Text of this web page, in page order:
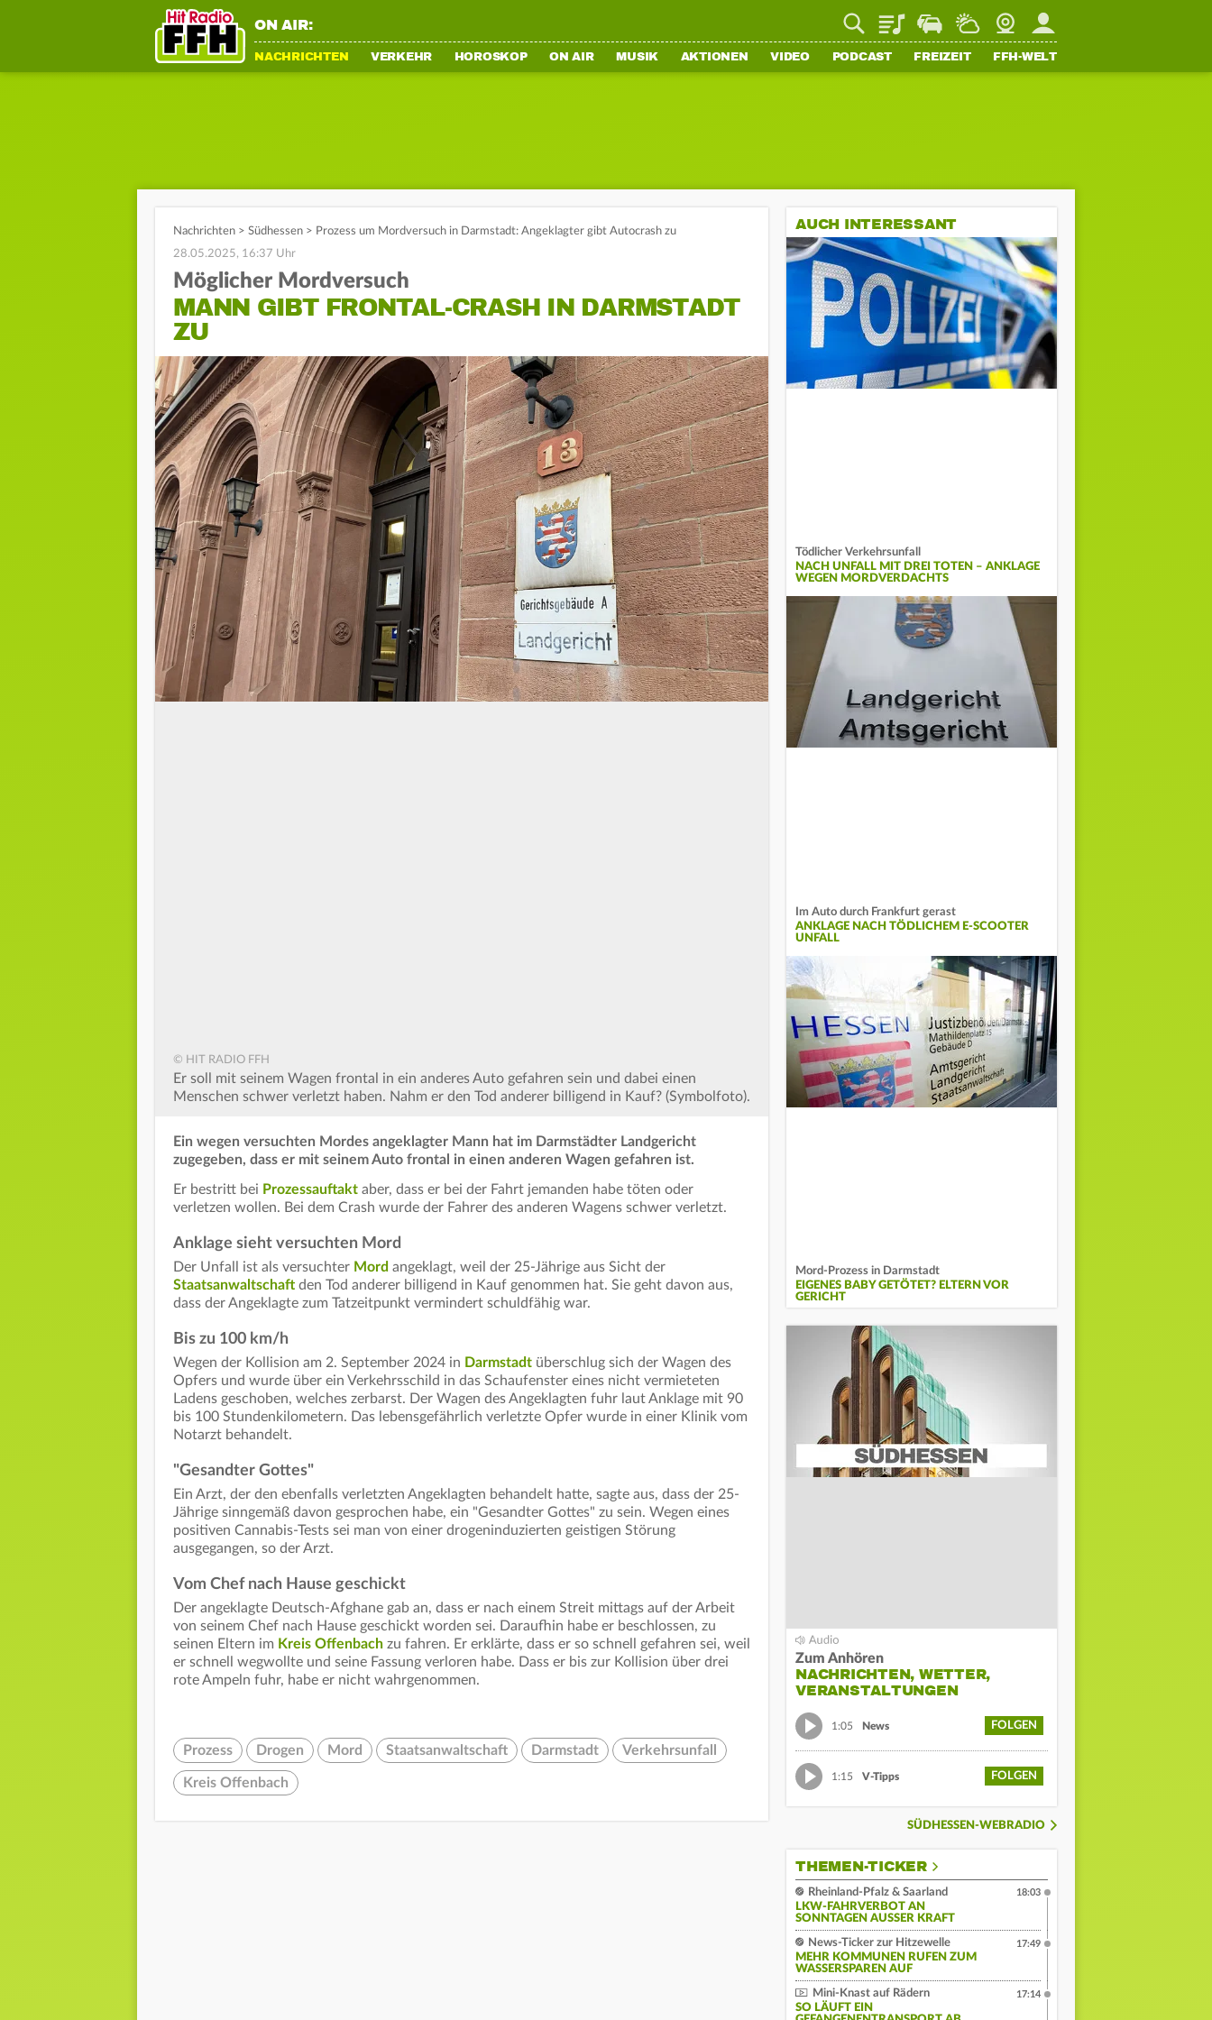
ON AIR: PlaylistStaupilotWetterWebcamMein FFH
NACHRICHTEN VERKEHR HOROSKOP ON AIR MUSIK AKTIONEN VIDEO PODCAST FREIZEIT FFH-WELT
Nachrichten > Südhessen > Prozess um Mordversuch in Darmstadt: Angeklagter gibt Autocrash zu
28.05.2025, 16:37 Uhr
Möglicher Mordversuch
MANN GIBT FRONTAL-CRASH IN DARMSTADT
ZU
© HIT RADIO FFH
Er soll mit seinem Wagen frontal in ein anderes Auto gefahren sein und dabei einen
Menschen schwer verletzt haben. Nahm er den Tod anderer billigend in Kauf? (Symbolfoto).
Ein wegen versuchten Mordes angeklagter Mann hat im Darmstädter Landgericht
zugegeben, dass er mit seinem Auto frontal in einen anderen Wagen gefahren ist.
Er bestritt bei Prozessauftakt aber, dass er bei der Fahrt jemanden habe töten oder
verletzen wollen. Bei dem Crash wurde der Fahrer des anderen Wagens schwer verletzt.
Anklage sieht versuchten Mord
Der Unfall ist als versuchter Mord angeklagt, weil der 25-Jährige aus Sicht der
Staatsanwaltschaft den Tod anderer billigend in Kauf genommen hat. Sie geht davon aus,
dass der Angeklagte zum Tatzeitpunkt vermindert schuldfähig war.
Bis zu 100 km/h
Wegen der Kollision am 2. September 2024 in Darmstadt überschlug sich der Wagen des
Opfers und wurde über ein Verkehrsschild in das Schaufenster eines nicht vermieteten
Ladens geschoben, welches zerbarst. Der Wagen des Angeklagten fuhr laut Anklage mit 90
bis 100 Stundenkilometern. Das lebensgefährlich verletzte Opfer wurde in einer Klinik vom
Notarzt behandelt.
"Gesandter Gottes"
Ein Arzt, der den ebenfalls verletzten Angeklagten behandelt hatte, sagte aus, dass der 25-
Jährige sinngemäß davon gesprochen habe, ein "Gesandter Gottes" zu sein. Wegen eines
positiven Cannabis-Tests sei man von einer drogeninduzierten geistigen Störung
ausgegangen, so der Arzt.
Vom Chef nach Hause geschickt
Der angeklagte Deutsch-Afghane gab an, dass er nach einem Streit mittags auf der Arbeit
von seinem Chef nach Hause geschickt worden sei. Daraufhin habe er beschlossen, zu
seinen Eltern im Kreis Offenbach zu fahren. Er erklärte, dass er so schnell gefahren sei, weil
er schnell wegwollte und seine Fassung verloren habe. Dass er bis zur Kollision über drei
rote Ampeln fuhr, habe er nicht wahrgenommen.
Prozess Drogen Mord Staatsanwaltschaft Darmstadt Verkehrsunfall
Kreis Offenbach
AUCH INTERESSANT
Tödlicher Verkehrsunfall
NACH UNFALL MIT DREI TOTEN – ANKLAGE
WEGEN MORDVERDACHTS
Im Auto durch Frankfurt gerast
ANKLAGE NACH TÖDLICHEM E-SCOOTER
UNFALL
Mord-Prozess in Darmstadt
EIGENES BABY GETÖTET? ELTERN VOR
GERICHT
Zum Anhören
NACHRICHTEN, WETTER,
VERANSTALTUNGEN
1:05 News FOLGEN
1:15 V-Tipps FOLGEN
SÜDHESSEN-WEBRADIO
THEMEN-TICKER
Rheinland-Pfalz & Saarland
LKW-FAHRVERBOT AN
SONNTAGEN AUSSER KRAFT
18:03
News-Ticker zur Hitzewelle
MEHR KOMMUNEN RUFEN ZUM
WASSERSPAREN AUF
17:49
Mini-Knast auf Rädern
SO LÄUFT EIN
17:14